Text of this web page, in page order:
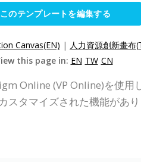
このテンプレートを編集する
Canvas(EN) | 人力資源創新畫布
this page in: EN TW CN
Online (VP Online)を使用
タマイズされた機能があり